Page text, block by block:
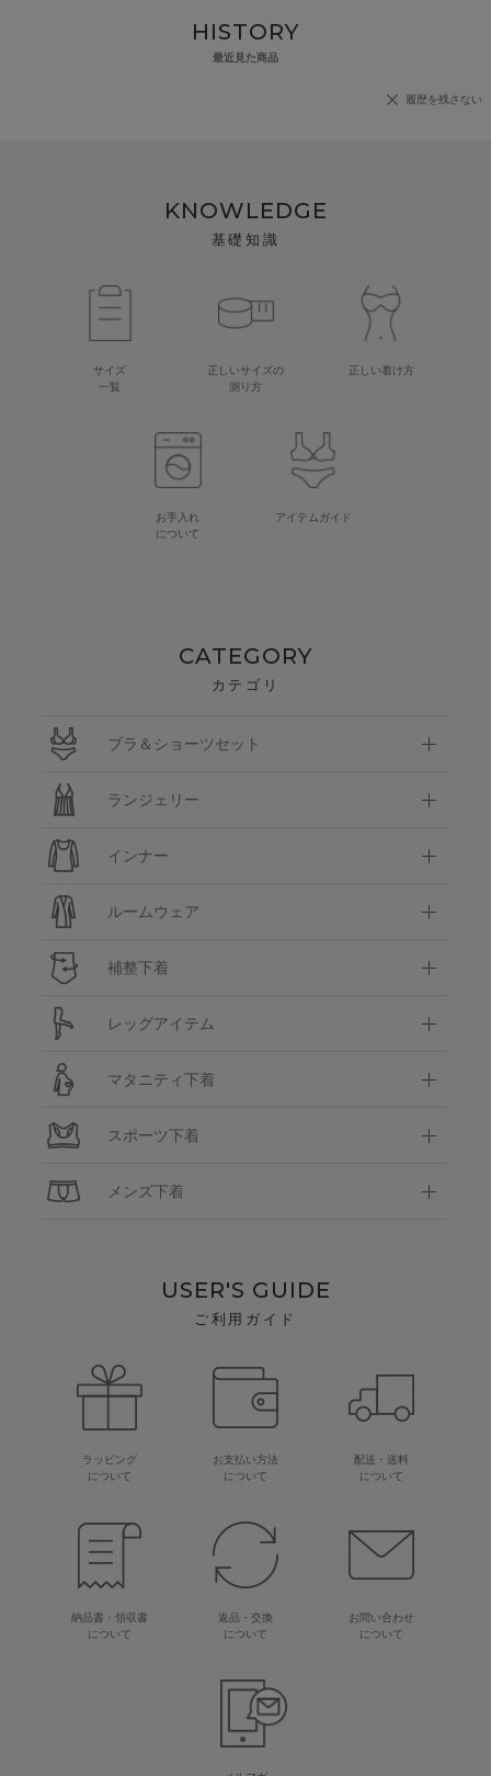
HISTORY
最近見た商品
履歴を残さない
KNOWLEDGE
基礎知識
サイズ
一覧
正しいサイズの
測り方
正しい着け方
お手入れ
について
アイテムガイド
CATEGORY
カテゴリ
ブラ＆ショーツセット
ランジェリー
インナー
ルームウェア
補整下着
レッグアイテム
マタニティ下着
スポーツ下着
メンズ下着
USER'S GUIDE
ご利用ガイド
ラッピング
について
お支払い方法
について
配送・送料
について
納品書・領収書
について
返品・交換
について
お問い合わせ
について